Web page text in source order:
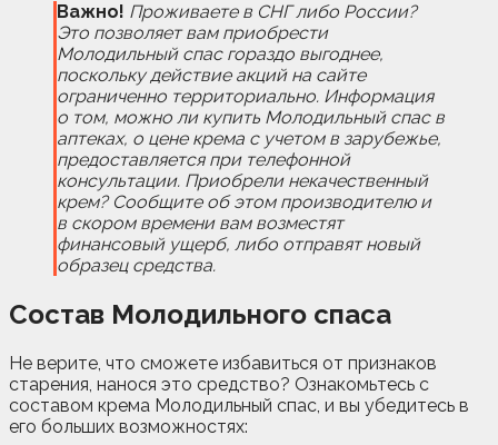
Важно! Проживаете в СНГ либо России?
Это позволяет вам приобрести
Молодильный спас гораздо выгоднее,
поскольку действие акций на сайте
ограниченно территориально. Информация
о том, можно ли купить Молодильный спас в
аптеках, о цене крема с учетом в зарубежье,
предоставляется при телефонной
консультации. Приобрели некачественный
крем? Сообщите об этом производителю и
в скором времени вам возместят
финансовый ущерб, либо отправят новый
образец средства.
Состав Молодильного спаса
Не верите, что сможете избавиться от признаков
старения, нанося это средство? Ознакомьтесь с
составом крема Молодильный спас, и вы убедитесь в
его больших возможностях: